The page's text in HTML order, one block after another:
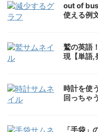
out of
使える例
鷲の英語
現【単語,
時計を使
回っちゃ
「手袋